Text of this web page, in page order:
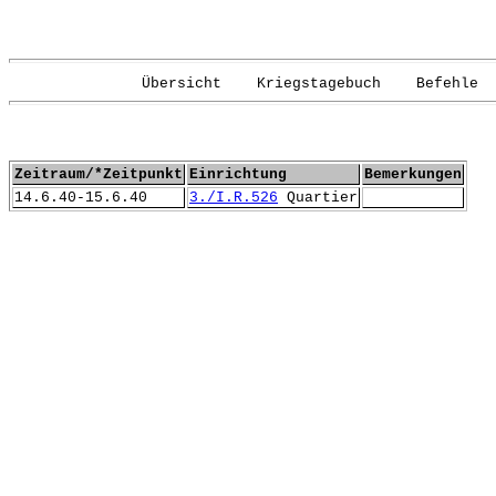
Übersicht Kriegstagebuch Befehle
Zeitraum/*Zeitpunkt Einrichtung
Bemerkungen
14.6.40-15.6.40
3./I.R.526 Quartier